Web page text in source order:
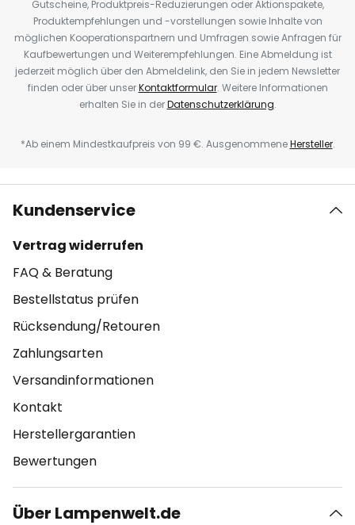
Gutscheine, Produktpreis-Reduzierungen oder Aktionspakete,
Produktempfehlungen und -vorstellungen sowie Inhalte von
möglichen Kooperationspartnern und Umfragen sowie Anfragen für
Kaufbewertungen und Weiterempfehlungen. Eine Abmeldung ist
jederzeit möglich über den Abmeldelink, den Sie in jedem Newsletter
finden oder über unserKontaktformular. Weitere Informationen
erhalten Sie in derDatenschutzerklärung.
*Ab einem Mindestkaufpreis von 99 €. AusgenommeneHersteller.
Kundenservice
Vertrag widerrufen
FAQ & Beratung
Bestellstatus prüfen
Rücksendung/Retouren
Zahlungsarten
Versandinformationen
Kontakt
Herstellergarantien
Bewertungen
Über Lampenwelt.de